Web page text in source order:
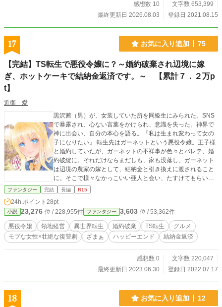
感想数 10
文字数 653,399
最終更新日 2026.08.03
登録日 2021.08.15
17 お気に入り追加 75
【完結】TS転生で悪役令嬢に？～婚約破棄され辺境に嫁
ぎ、ホットケーキで結納金返済です。～ 【累計７．２万p
t】
近衛 愛
黒沢茜（男）が、女装していた所を同級生にみられた。SNS
で暴露され、心ない言葉をかけられ、意識を失った。神界で
神に出会い、自分の本心を語る。『私は生まれ変わって女の
子になりたい』 転生先はガーネットという悪役令嬢。王子様
と婚約していたが、ガーネットの不祥事が色々とバレテ、婚
約破綻に。それだけならまだしも、家も没落し、ガーネット
は辺境の農家の嫁として、結納金と引き換えに渡されること
に。そこで様々なかっこいい亜人と会い、たすけてもらいホ
ットケーキミックスを作成し商売を広げていく。私は好きな
HOTランキングについての考察 どういう風に採点評価してい
るのか素人なりに考えてみました。 あとは、ポイントがどの
ようについて、どのくらいのタイミングで計算されている
か。 また、小説書初心者がどのようにすればポイントがゲッ
トできるか？ HOTランキングに入るためにはどのようにした
強力なモンスターを誕生、育成していくことに熱をあげる
しでも心を動かされた方は、「いいね」でご一報を。 また興
味のある、役に立ったと思ったら「いいね」をそのエピソー
ファンタジー 完結 長編 R15
24h.ポイント 28pt
小説 23,276 位 / 228,955件 ファンタジー 3,603 位 / 53,362件
悪役令嬢 領地経営 異世界転生 婚約破棄 TS転生
グルメ
モブな女性×壮絶な復讐劇
ざまぁ ハッピーエンド 結納金返済
感想数 0
文字数 220,047
最終更新日 2023.06.30
登録日 2022.07.17
18 お気に入り追加 12